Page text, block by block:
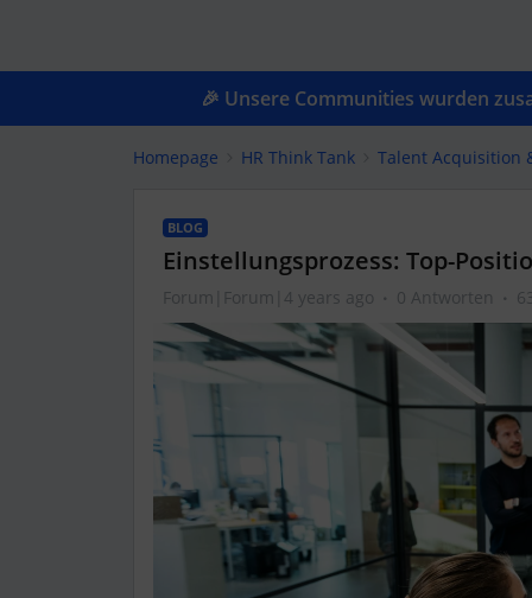
🎉 Unsere Communities wurden
Homepage HR Think Tank Talent Acquisition
BLOG
Einstellungsprozess: Top-
Forum|Forum|4 years ago 0 Antworten